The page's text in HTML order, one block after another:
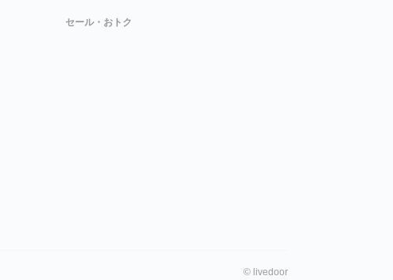
セール・おトク
© livedoor